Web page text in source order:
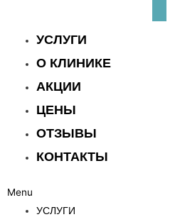
УСЛУГИ
О КЛИНИКЕ
АКЦИИ
ЦЕНЫ
ОТЗЫВЫ
КОНТАКТЫ
Menu
УСЛУГИ